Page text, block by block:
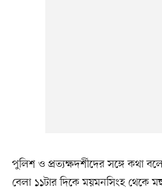
পুলিশ ও প্রত্যক্ষদর্শীদের সঙ্গে কথা
বেলা ১১টার দিকে ময়মনসিংহ থেকে